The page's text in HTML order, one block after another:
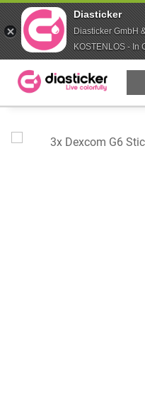
Diasticker
Diasticker GmbH
KOSTENLOS - In